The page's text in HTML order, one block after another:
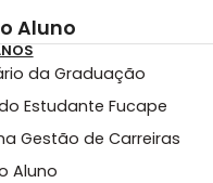
Aluno
da Graduação
Estudante Fucape
Gestão de Carreiras
Aluno